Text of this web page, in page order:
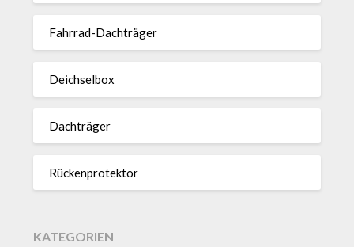
Fahrrad-Dach­träger
Deich­selbox
Dach­träger
Rücken­pro­tektor
KATEGORIEN